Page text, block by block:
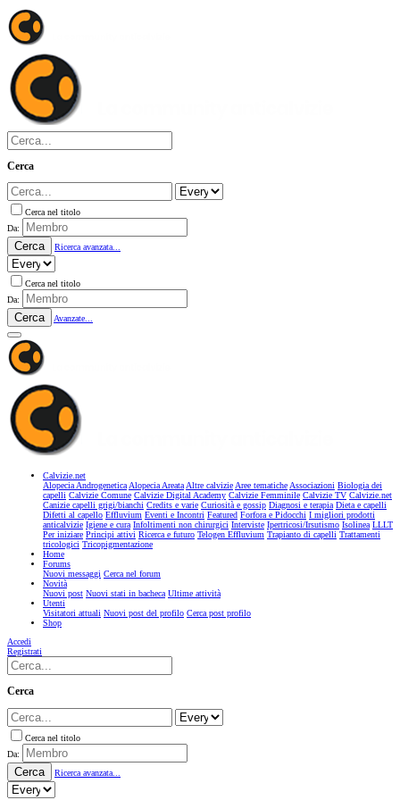
Cerca
Cerca nel titolo
Da:
Cerca Ricerca avanzata...
Cerca nel titolo
Da:
Cerca Avanzate...
Calvizie.net
Alopecia AndrogeneticaAlopecia AreataAltre calvizieAree tematicheAssociazioni Biologia dei
capelli Calvizie Comune Calvizie Digital Academy Calvizie Femminile Calvizie TV Calvizie.net
Canizie capelli grigi/bianchi Credits e varie Curiosità e gossip Diagnosi e terapia Dieta e capelli
Difetti al capello Effluvium Eventi e Incontri Featured Forfora e Pidocchi I migliori prodotti
anticalvizie Igiene e cura Infoltimenti non chirurgici Interviste Ipertricosi/Irsutismo Isolinea LLLT
Per iniziare Principi attivi Ricerca e futuro Telogen Effluvium Trapianto di capelli Trattamenti
tricologici Tricopigmentazione
Home
Forums
Nuovi messaggi Cerca nel forum
Novità
Nuovi post Nuovi stati in bacheca Ultime attività
Utenti
Visitatori attuali Nuovi post del profilo Cerca post profilo
Shop
Accedi
Registrati
Cerca
Cerca nel titolo
Da:
Cerca Ricerca avanzata...